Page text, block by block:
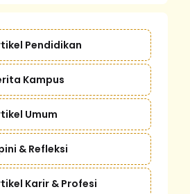
Pendidikan
Kampus
Umum
& Refleksi
Karir & Profesi